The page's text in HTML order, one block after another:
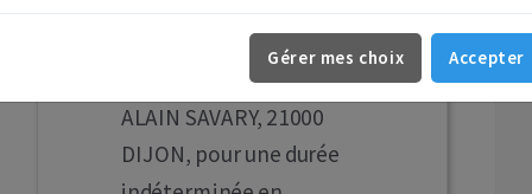
M BENHAMMADI
YASSINE demeurant 8 AV.
ALAIN SAVARY, 21000
DIJON, pour une durée
Gérer mes choix Accepter